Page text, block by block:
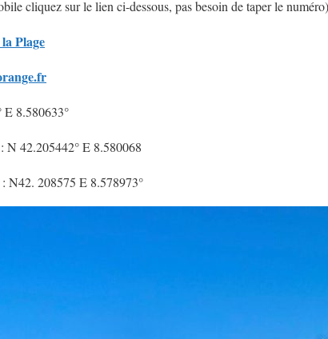
cliquez sur le lien ci-dessous, pas besoin de taper le numéro)
Plage
E 8.580633°
N 42.205442° E 8.580068
N42. 208575 E 8.578973°